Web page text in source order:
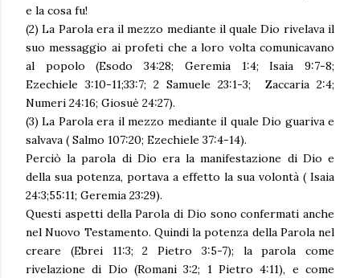
e la cosa fu!
(2) La Parola era il mezzo mediante il quale Dio rivelava il
suo messaggio ai profeti che a loro volta comunicavano
al popolo (Esodo 34:28; Geremia 1:4; Isaia 9:7-8;
Ezechiele 3:10-11;33:7; 2 Samuele 23:1-3; Zaccaria 2:4;
Numeri 24:16; Giosuè 24:27).
(3) La Parola era il mezzo mediante il quale Dio guariva e
salvava ( Salmo 107:20; Ezechiele 37:4-14).
Perciò la parola di Dio era la manifestazione di Dio e
della sua potenza, portava a effetto la sua volontà ( Isaia
24:3;55:11; Geremia 23:29).
Questi aspetti della Parola di Dio sono confermati anche
nel Nuovo Testamento. Quindi la potenza della Parola nel
creare (Ebrei 11:3; 2 Pietro 3:5-7); la parola come
rivelazione di Dio (Romani 3:2; 1 Pietro 4:11), e come